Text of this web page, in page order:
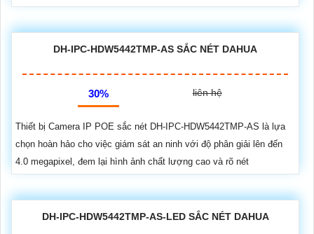
DH-IPC-HDW5442TMP-AS SẮC NÉT DAHUA
30% liên hệ
Thiết bị Camera IP POE sắc nét DH-IPC-HDW5442TMP-AS là lựa
chọn hoàn hảo cho việc giám sát an ninh với độ phân giải lên đến
4.0 megapixel, đem lại hình ảnh chất lượng cao và rõ nét
DH-IPC-HDW5442TMP-AS-LED SẮC NÉT DAHUA